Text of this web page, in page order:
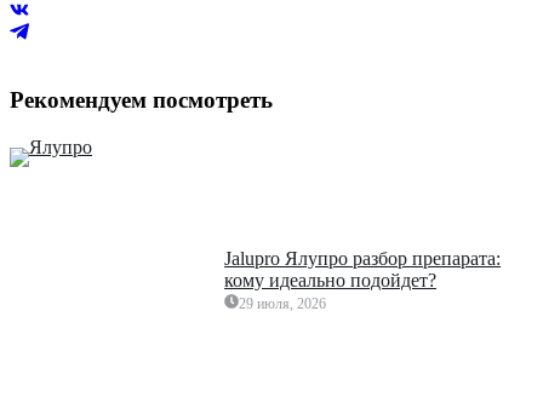
Рекомендуем посмотреть
Jalupro Ялупро разбор препарата:
кому идеально подойдет?
29 июля, 2026